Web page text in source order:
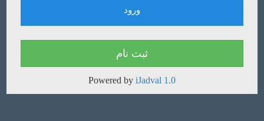
ثبت نام
Powered by iJadval 1.0